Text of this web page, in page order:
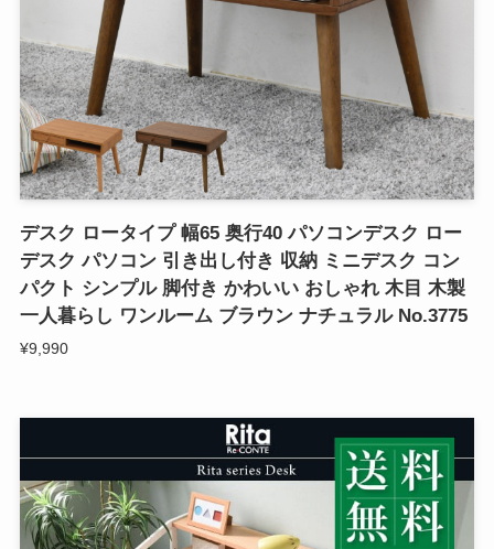
デスク ロータイプ 幅65 奥行40 パソコンデスク ロー
デスク パソコン 引き出し付き 収納 ミニデスク コン
パクト シンプル 脚付き かわいい おしゃれ 木目 木製
一人暮らし ワンルーム ブラウン ナチュラル No.3775
¥9,990